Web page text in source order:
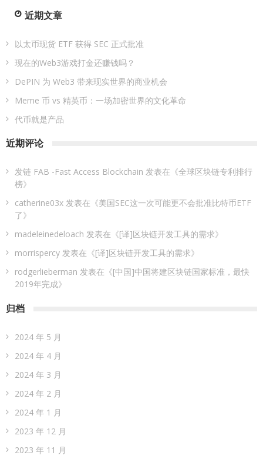
近期文章
以太币现货 ETF 获得 SEC 正式批准
现在的Web3游戏打金还赚钱吗？
DePIN 为 Web3 带来现实世界的商业机会
Meme 币 vs 精英币：一场加密世界的文化革命
代币就是产品
近期评论
发链 FAB -Fast Access Blockchain 发表在《全球区块链专利排行
榜》
catherine03x 发表在《美国SEC这一次可能更不会批准比特币ETF
了》
madeleinedeloach 发表在《[译]区块链开发工具的需求》
morrispercy 发表在《[译]区块链开发工具的需求》
rodgerlieberman 发表在《[中国]中国将建区块链国家标准，最快
2019年完成》
归档
2024 年 5 月
2024 年 4 月
2024 年 3 月
2024 年 2 月
2024 年 1 月
2023 年 12 月
2023 年 11 月